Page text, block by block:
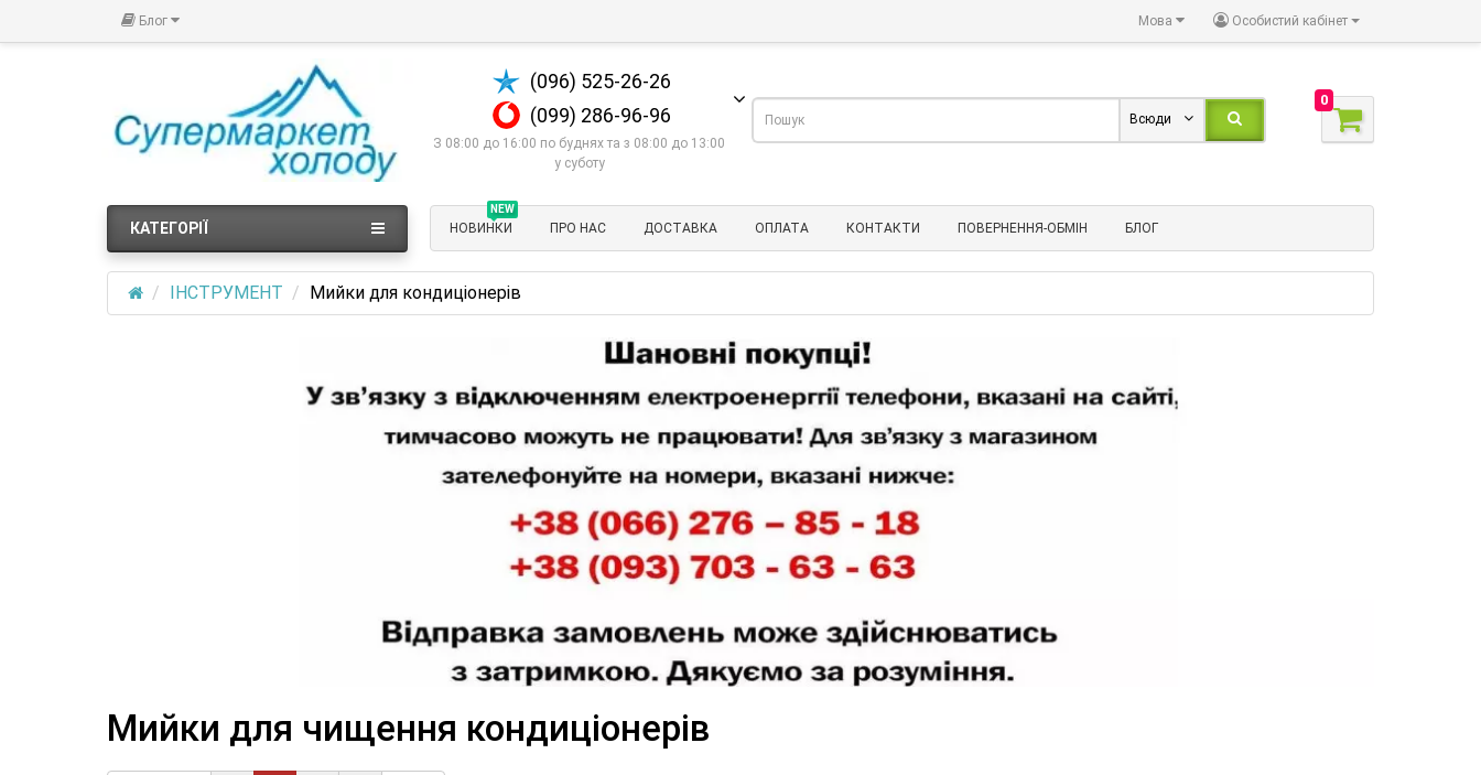
Блог Особистий кабінет
Мова
(096) 525-26-26
(099) 286-96-96
З 08:00 до 16:00 по буднях та з 08:00 до 13:00
у суботу
0
Всюди
NEW
НОВИНКИ ПРО НАС ДОСТАВКА ОПЛАТА КОНТАКТИ ПОВЕРНЕННЯ-ОБМІН БЛОГ
КАТЕГОРІЇ
ІНСТРУМЕНТ Мийки для кондиціонерів
Мийки для чищення кондиціонерів